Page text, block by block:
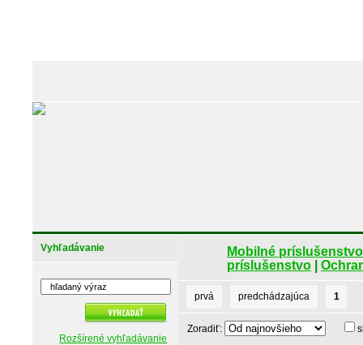
Vyhľadávanie
Rozšírené vyhľadávanie
Mobilné príslušenstvo
príslušenstvo
prvá predchádzajúca 1
Zoradiť: